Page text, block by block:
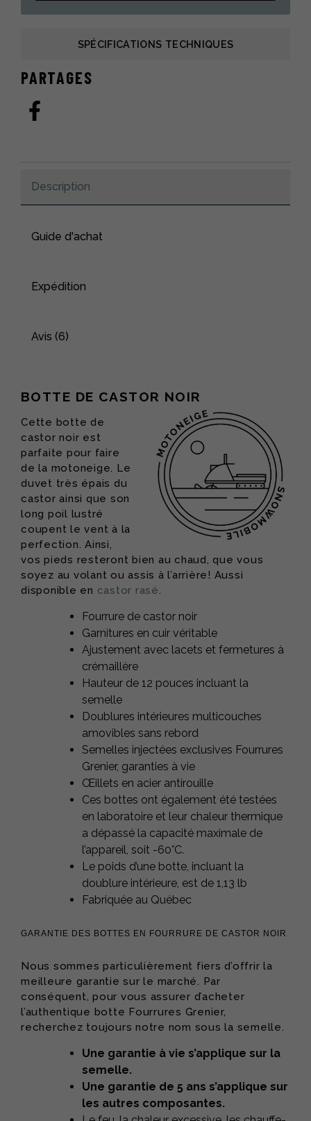
SPÉCIFICATIONS TECHNIQUES
PARTAGES
Description
Guide d'achat
Expédition
Avis (6)
BOTTE DE CASTOR NOIR
Cette botte de
castor noir est
parfaite pour faire
de la motoneige. Le
duvet très épais du
castor ainsi que son
long poil lustré
coupent le vent à la
perfection. Ainsi,
vos pieds resteront bien au chaud, que vous
soyez au volant ou assis à l’arrière! Aussi
disponible en castor rasé.
Fourrure de castor noir
Garnitures en cuir véritable
Ajustement avec lacets et fermetures à
crémaillère
Hauteur de 12 pouces incluant la
semelle
Doublures intérieures multicouches
amovibles sans rebord
Semelles injectées exclusives Fourrures
Grenier, garanties à vie
Œillets en acier antirouille
Ces bottes ont également été testées
en laboratoire et leur chaleur thermique
a dépassé la capacité maximale de
l’appareil, soit -60°C.
Le poids d’une botte, incluant la
doublure intérieure, est de 1,13 lb
Fabriquée au Québec
GARANTIE DES BOTTES EN FOURRURE DE CASTOR NOIR
Nous sommes particulièrement fiers d’offrir la
meilleure garantie sur le marché. Par
conséquent, pour vous assurer d’acheter
l’authentique botte Fourrures Grenier,
recherchez toujours notre nom sous la semelle.
Une garantie à vie s’applique sur la
semelle.
Une garantie de 5 ans s’applique sur
les autres composantes.